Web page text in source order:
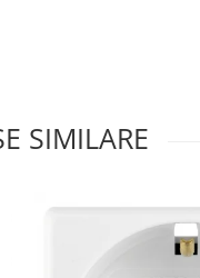
SIMILARE